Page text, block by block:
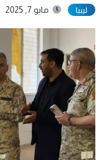
ليبيا مايو 7, 2025